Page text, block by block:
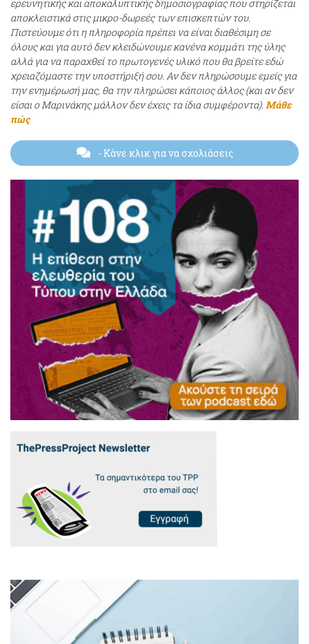
ερευνητικής και αποκαλυπτικής δημοσιογραφίας που στηρίζεται
αποκλειστικά στις μικρο-δωρεές των επισκεπτών του.
Πιστεύουμε ότι η πληροφορία πρέπει να είναι διαθέσιμη σε
όλους και για αυτό δεν κλειδώνουμε κανένα κομμάτι της ύλης
αλλά για να παραχθεί το πρωτογενές υλικό που θα βρείτε εδώ
χρειαζόμαστε την υποστήριξή σου. Αν δεν πληρώσουμε εμείς για
την ενημέρωσή μας, θα την πληρώσει κάποιος άλλος (και αν δεν
είσαι ο Μαρινάκης μάλλον δεν έχεις τα ίδια συμφέροντα). Μάθε
πώς
- Κάνε κλικ για να σχολιάσεις